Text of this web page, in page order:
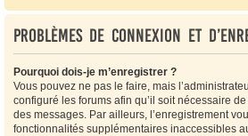
Problèmes de connexion et
Pourquoi dois-je m’enregistrer ?
Vous pouvez ne pas le faire, mais
configuré les forums afin qu’il soit nécessaire
des messages. Par ailleurs, l’enregistrement
fonctionnalités supplémentaires inaccessibles